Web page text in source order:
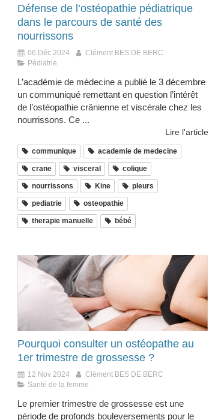
Défense de l’ostéopathie pédiatrique
dans le parcours de santé des
nourrissons
06 Déc 2024
Clément BES DE BERC
Pédiatrie
L’académie de médecine a publié le 3 décembre
un communiqué remettant en question l’intérêt
de l’ostéopathie crânienne et viscérale chez les
nourrissons. Ce ...
Lire l'article
communique academie de medecine
crane visceral colique
nourrissons Kine pleurs
pediatrie osteopathie
therapie manuelle bébé
Pourquoi consulter un ostéopathe au
1er trimestre de grossesse ?
12 Nov 2024
Clément BES DE BERC
Santé de la femme
Le premier trimestre de grossesse est une
période de profonds bouleversements pour le